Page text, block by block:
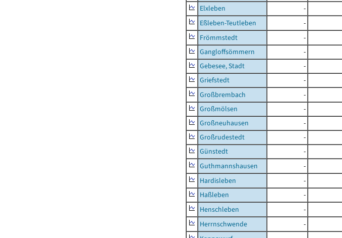
Elxleben
-
Eßleben-Teutleben
-
Frömmstedt
-
Gangloffsömmern
-
Gebesee, Stadt
-
Griefstedt
-
Großbrembach
-
Großmölsen
-
Großneuhausen
-
Großrudestedt
-
Günstedt
-
Guthmannshausen
-
Hardisleben
-
Haßleben
-
Henschleben
-
Herrnschwende
-